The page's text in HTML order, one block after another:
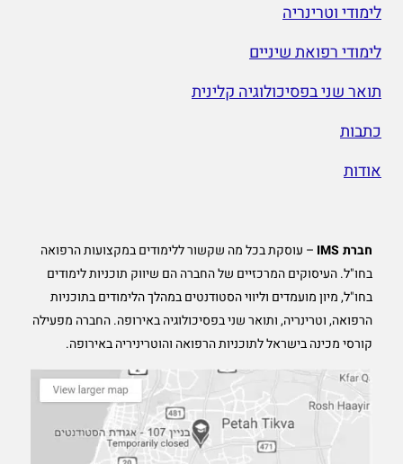
לימודי וטרינריה
לימודי רפואת שיניים
תואר שני בפסיכולוגיה קלינית
כתבות
אודות
חברת IMS
– עוסקת בכל מה שקשור ללימודים במקצועות הרפואה
בחו"ל. העיסוקים המרכזיים של החברה הם שיווק תוכניות לימודים
בחו"ל, מיון מועמדים וליווי הסטודנטים במהלך הלימודים בתוכניות
הרפואה, וטרינריה, ותואר שני בפסיכולוגיה באירופה. החברה מפעילה
קורסי מכינה בישראל לתוכניות הרפואה והוטריניריה באירופה.